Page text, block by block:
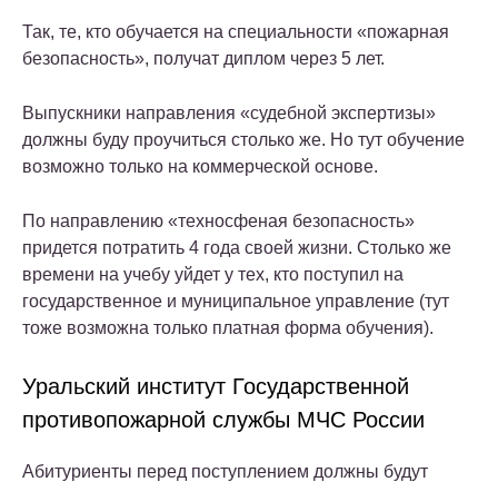
Так, те, кто обучается на специальности «пожарная
безопасность», получат диплом через 5 лет.
Выпускники направления «судебной экспертизы»
должны буду проучиться столько же. Но тут обучение
возможно только на коммерческой основе.
По направлению «техносфеная безопасность»
придется потратить 4 года своей жизни. Столько же
времени на учебу уйдет у тех, кто поступил на
государственное и муниципальное управление (тут
тоже возможна только платная форма обучения).
Уральский институт Государственной
противопожарной службы МЧС России
Абитуриенты перед поступлением должны будут